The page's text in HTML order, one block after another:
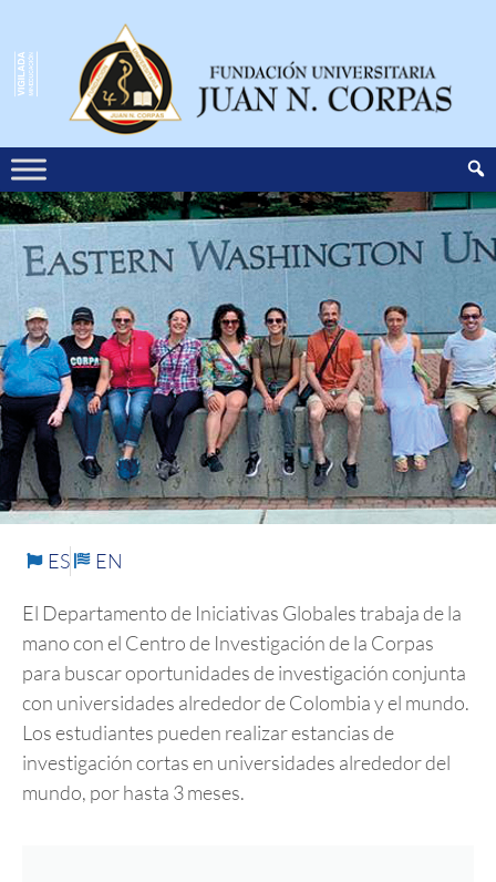
ES EN
El Departamento de Iniciativas Globales trabaja de la
mano con el Centro de Investigación de la Corpas
para buscar oportunidades de investigación conjunta
con universidades alrededor de Colombia y el mundo.
Los estudiantes pueden realizar estancias de
investigación cortas en universidades alrededor del
mundo, por hasta 3 meses.